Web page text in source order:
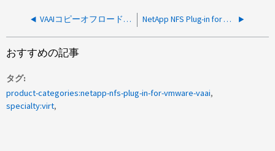
VAAIコピーオフロードを許可するようにONTAP FlexGroupを設定する方法 NetApp NFS Plug-in for VMware VAAIが使用されているかを確認する方法
おすすめの記事
タグ
product-categories:netapp-nfs-plug-in-for-vmware-vaai
specialty:virt